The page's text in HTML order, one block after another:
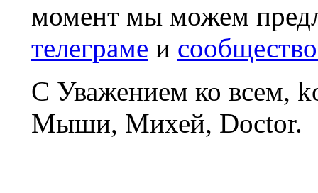
момент мы можем
телеграме и
С Уважением ко всем,
Мыши, Михей, Doctor.